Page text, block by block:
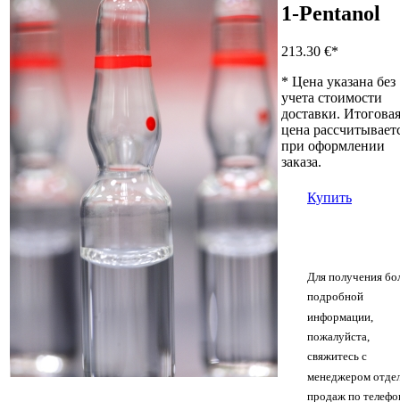
1-Pentanol
213.30 €*
* Цена указана без
учета стоимости
доставки. Итоговая
цена
при оформлении
заказа.
Купить
Для получения
подробной
информации,
пожалуйста,
свяжитесь с
менеджером
продаж по